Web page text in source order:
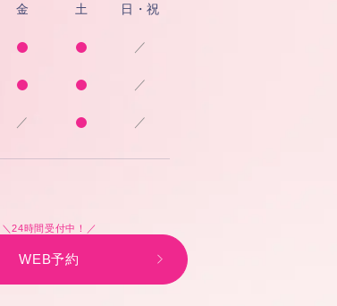
金 土 日・祝
／
／
／ ／
＼24時間受付中！／
WEB予約